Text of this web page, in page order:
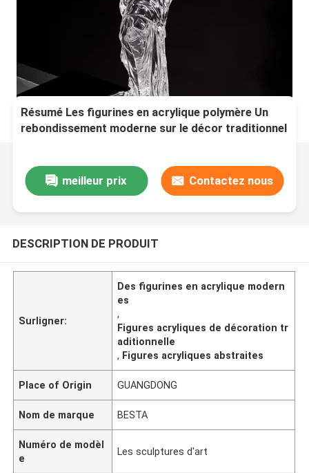
Résumé Les figurines en acrylique polymère Un
rebondissement moderne sur le décor traditionnel
meilleur prix Contactez nous
DESCRIPTION DE PRODUIT
Surligner:
Des figurines en acrylique modern
es
,
Figures acryliques de décoration tr
aditionnelle
, Figures acryliques abstraites
Place of Origin GUANGDONG
Nom de marque BESTA
Numéro de modèl
e
Les sculptures d'art